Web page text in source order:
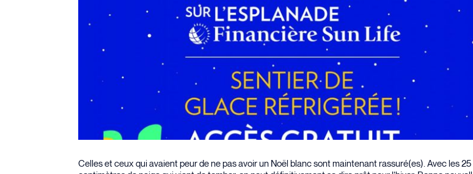
Celles et ceux qui avaient peur de ne pas avoir un Noël blanc sont maintenant rassuré(es). Avec les 25